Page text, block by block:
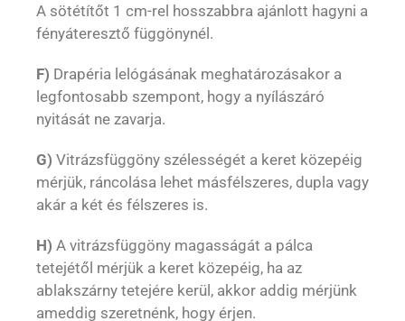
A sötétítőt 1 cm-rel hosszabbra ajánlott hagyni a
fényáteresztő függönynél.
F) Drapéria lelógásának meghatározásakor a
legfontosabb szempont, hogy a nyílászáró
nyitását ne zavarja.
G) Vitrázsfüggöny szélességét a keret közepéig
mérjük, ráncolása lehet másfélszeres, dupla vagy
akár a két és félszeres is.
H) A vitrázsfüggöny magasságát a pálca
tetejétől mérjük a keret közepéig, ha az
ablakszárny tetejére kerül, akkor addig mérjünk
ameddig szeretnénk, hogy érjen.